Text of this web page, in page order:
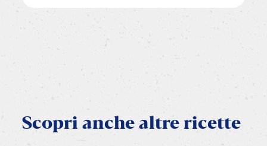
Scopri anche altre ricette